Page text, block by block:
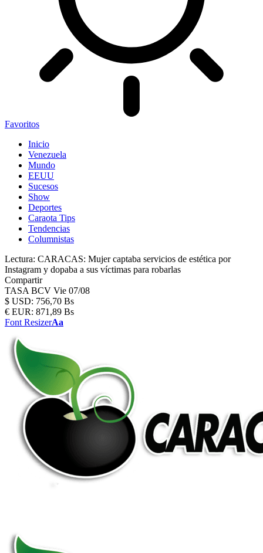
Favoritos
Inicio
Venezuela
Mundo
EEUU
Sucesos
Show
Deportes
Caraota Tips
Tendencias
Columnistas
Lectura: CARACAS: Mujer captaba servicios de estética por
Instagram y dopaba a sus víctimas para robarlas
Compartir
TASA BCV Vie 07/08
$ USD: 756,70 Bs
€ EUR: 871,89 Bs
Font ResizerAa